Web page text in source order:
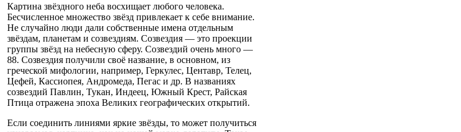
Картина звёздного неба восхищает любого человека.
Бесчисленное множество звёзд привлекает к себе внимание.
Не случайно люди дали собственные имена отдельным
звёздам, планетам и созвездиям. Созвездия — это проекции
группы звёзд на небесную сферу. Созвездий очень много —
88. Созвездия получили своё название, в основном, из
греческой мифологии, например, Геркулес, Центавр, Телец,
Цефей, Кассиопея, Андромеда, Пегас и др. В названиях
созвездий Павлин, Тукан, Индеец, Южный Крест, Райская
Птица отражена эпоха Великих географических открытий.
Если соединить линиями яркие звёзды, то может получиться